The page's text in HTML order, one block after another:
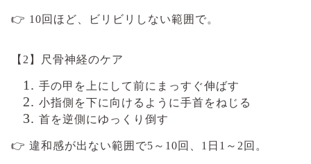
👉 10回ほど、ビリビリしない範囲で。
【2】尺骨神経のケア
手の甲を上にして前にまっすぐ伸ばす
小指側を下に向けるように手首をねじる
首を逆側にゆっくり倒す
👉 違和感が出ない範囲で5～10回、1日1～2回。